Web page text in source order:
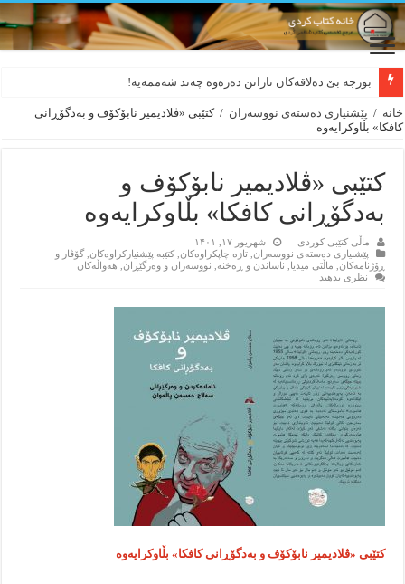
بورجە بێ دەلاقەکان نازانن دەرەوە چەند شەممەیە!
خانه / پێشنیاری ده‌سته‌ی نووسه‌ران / کتێبی «ڤلادیمیر نابۆکۆف و بەدگۆڕانی
کافکا» بڵاوکرایەوە
کتێبی «ڤلادیمیر نابۆکۆف و
بەدگۆڕانی کافکا» بڵاوکرایەوە
ماڵی کتێبی کوردی
شهریور ۱۷, ۱۴۰۱
پێشنیاری ده‌سته‌ی نووسه‌ران ,تازه‌ چاپکراوه‌کان ,کتێبه‌ پێشنیارکراوه‌کان ,گۆڤار و
ڕۆژنامه‌کان
ماڵتی میدیا ناساندن و ڕه‌خنه‌ نووسه‌ران و وه‌رگێڕان
هه‌واڵه‌کان
نظری بدهید
کتێبی «ڤلادیمیر نابۆکۆف و بەدگۆڕانی کافکا» بڵاوکرایەوە